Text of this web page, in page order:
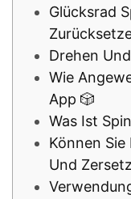
Glücksrad
Drehen
Wie
App 🎲
Was Ist
Können
Und